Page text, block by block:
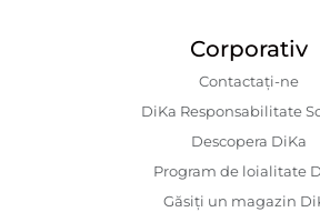
Corporativ
Contactaţi-ne
DiKa Responsabilitate
Descopera DiKa
Program de loialitate
Găsiți un magazin